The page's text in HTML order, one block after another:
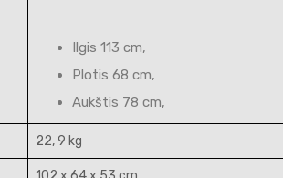
Ilgis 113 cm,
Plotis 68 cm,
Aukštis 78 cm,
22, 9 kg